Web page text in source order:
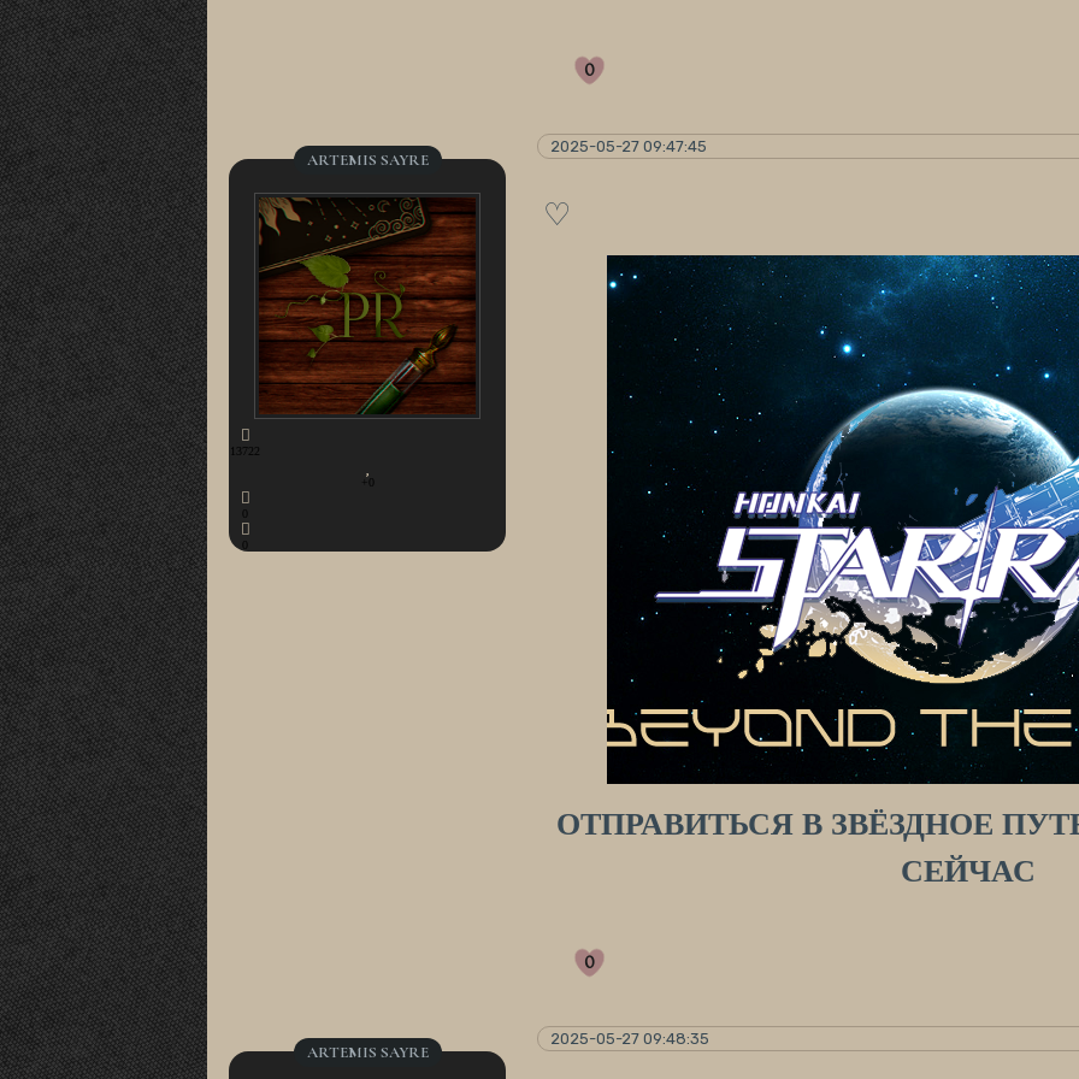
0
2025-05-27 09:47:45
ARTEMIS SAYRE
13722
+0
♡
ОТПРАВИТЬСЯ В ЗВЁЗДНОЕ
СЕЙЧАС
0
2025-05-27 09:48:35
ARTEMIS SAYRE